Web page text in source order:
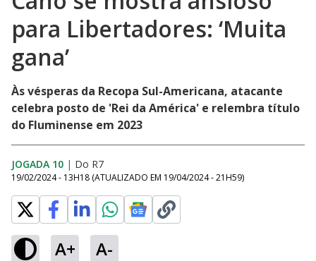
para Libertadores: ‘Muita
gana’
Às vésperas da Recopa Sul-Americana, atacante
celebra posto de 'Rei da América' e relembra título
do Fluminense em 2023
JOGADA 10 | Do R7
19/02/2024 - 13H18 (ATUALIZADO EM 19/04/2024 - 21H59)
A+ A-